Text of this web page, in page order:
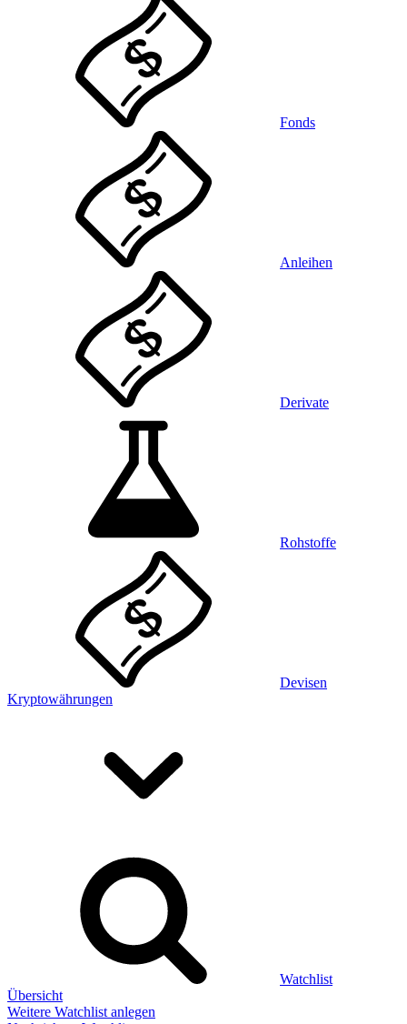
Fonds
Anleihen
Derivate
Rohstoffe
Devisen
Kryptowährungen
Watchlist
Übersicht
Weitere Watchlist anlegen